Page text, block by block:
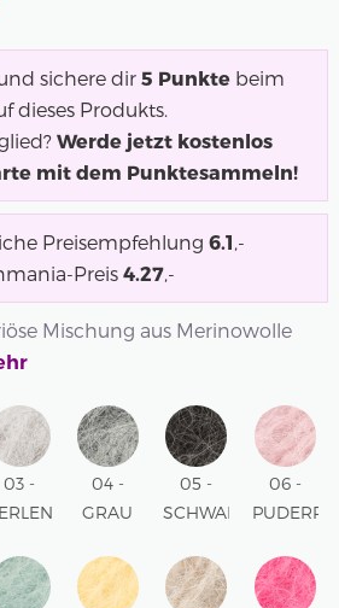
sichere dir 5 Punktebeim
dieses Produkts.
Werde jetzt kostenlos
mit dem Punktesammeln!
Preisempfehlung 6.1,-
Preis 4.27,-
Mischung aus Merinowolle
03 -
04 -
GRAU
COLOUR
05 -
SCHWARZ
COLOUR
06 -
COLOUR